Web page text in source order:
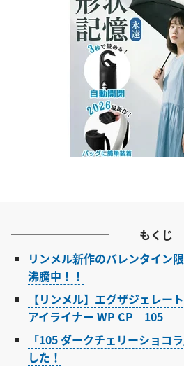
もくじ
リンメル新作のバレンタイン
沸騰中！！
【リンメル】エグザジェレー
アイライナー WP CP 105
「105 ダークチェリーショコ
した！